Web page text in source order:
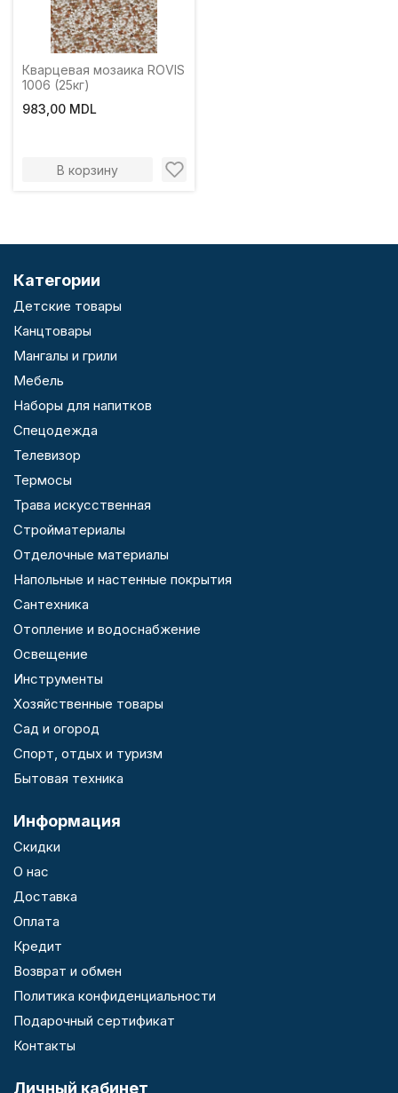
Кварцевая мозаика ROVIS
1006 (25кг)
983,00 MDL
В корзину
Категории
Детские товары
Канцтовары
Мангалы и грили
Мебель
Наборы для напитков
Спецодежда
Телевизор
Термосы
Трава искусственная
Стройматериалы
Отделочные материалы
Напольные и настенные покрытия
Сантехника
Отопление и водоснабжение
Освещение
Инструменты
Хозяйственные товары
Сад и огород
Спорт, отдых и туризм
Бытовая техника
Информация
Скидки
О нас
Доставка
Оплата
Кредит
Возврат и обмен
Политика конфиденциальности
Подарочный сертификат
Контакты
Личный кабинет